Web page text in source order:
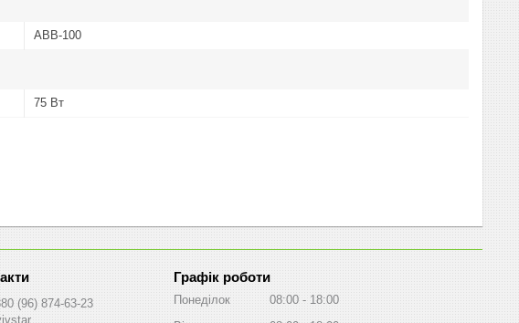
АВВ-100
75 Вт
(96) 874-63-23
Графік роботи
Понеділок 08:00
18:00